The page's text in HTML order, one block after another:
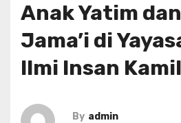
Anak Yatim
Jama’i di
Ilmi Insan Kamil
By admin